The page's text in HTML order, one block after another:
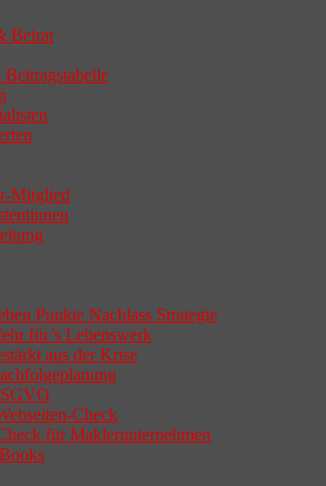
Beirat
Beitragstabelle
Mitglied
Punkte Nachlass Strategie
für’s Lebenswerk
aus der Krise
Check
für Maklerunternehmen